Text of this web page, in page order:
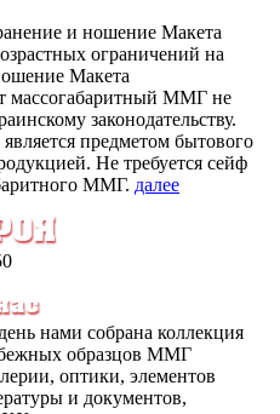
и ношение Макета
ограничений на
Макета
массогабаритный ММГ не
законодательству.
предметом бытового
Не требуется сейф
ММГ. далее
нами собрана коллекция
образцов ММГ
оптики, элементов
и документов,